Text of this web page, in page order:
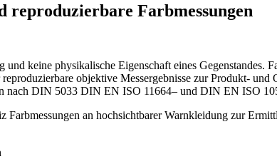
reproduzierbare Farbmessungen
und keine physikalische Eigenschaft eines
objektive Messergebnisse zur Produkt-
nach DIN 5033 DIN EN ISO 11664– und DIN EN ISO
Farbmessungen an hochsichtbarer Warnkleidung zur